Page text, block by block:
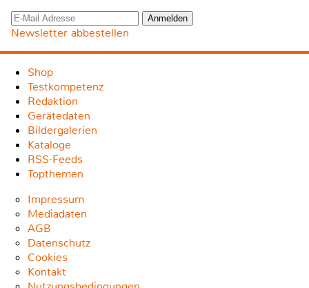
Newsletter abbestellen
Shop
Testkompetenz
Redaktion
Gerätedaten
Bildergalerien
Kataloge
RSS-Feeds
Topthemen
Impressum
Mediadaten
AGB
Datenschutz
Cookies
Kontakt